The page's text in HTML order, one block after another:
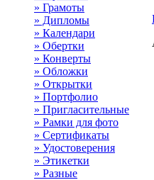
» Грамоты
» Дипломы
» Календари
» Обертки
» Конверты
» Обложки
» Открытки
» Портфолио
» Пригласительные
» Рамки для фото
» Сертификаты
» Удостоверения
» Этикетки
» Разные